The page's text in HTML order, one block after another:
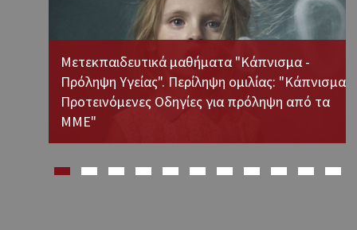
Μετεκπαιδευτικά μαθήματα "Κάπνισμα -
Πρόληψη Υγείας". Περίληψη ομιλίας: "Κάπνισμα:
Προτεινόμενες Οδηγίες για πρόληψη από τα
ΜΜΕ"